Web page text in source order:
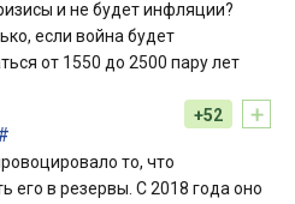
и не будет инфляции?
если война будет
от 1550 до 2500 пару лет
+
+52
то, что
его в резервы. С 2018 года оно